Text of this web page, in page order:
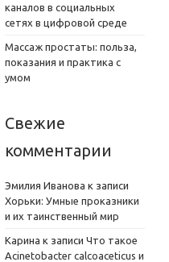
каналов в социальных
сетях в цифровой среде
Массаж простаты: польза,
показания и практика с
умом
Свежие
комментарии
Эмилия Иванова к записи
Хорьки: Умные проказники
и их таинственный мир
Карина к записи Что такое
Acinetobacter calcoaceticus и